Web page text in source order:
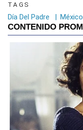
TAGS
Día Del Padre | México